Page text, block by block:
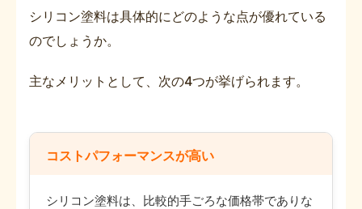
シリコン塗料は具体的にどのような点が優れている
のでしょうか。
主なメリットとして、次の4つが挙げられます。
コストパフォーマンスが高い
シリコン塗料は、比較的手ごろな価格帯でありな